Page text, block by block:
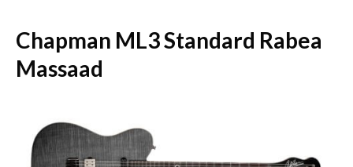
Chapman ML3 Standard Rabea
Massaad